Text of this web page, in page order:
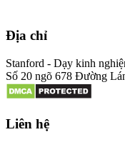
Địa chỉ
Stanford - Dạy kinh
Số 20 ngõ 678 Đường
Liên hệ